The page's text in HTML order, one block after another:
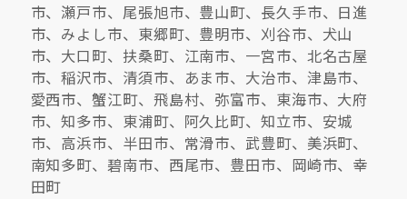
市、瀬戸市、尾張旭市、豊山町、長久手市、日進
市、みよし市、東郷町、豊明市、刈谷市、犬山
市、大口町、扶桑町、江南市、一宮市、北名古屋
市、稲沢市、清須市、あま市、大治市、津島市、
愛西市、蟹江町、飛島村、弥富市、東海市、大府
市、知多市、東浦町、阿久比町、知立市、安城
市、高浜市、半田市、常滑市、武豊町、美浜町、
南知多町、碧南市、西尾市、豊田市、岡崎市、幸
田町